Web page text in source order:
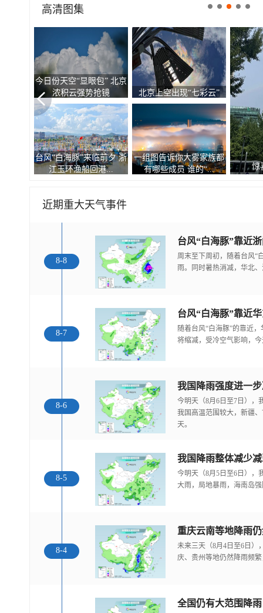
高清图集
今日份天空“显眼包” 北京
浓积云强势抢镜
北京上空出现“七彩云”
台风“白海豚”来临前夕 浙
江玉环渔船回港...
一组图告诉你大雾家族都
有哪些成员 谁的“...
惊
近期重大天气事件
8-8
台风“白海豚”靠近
周末至下周初，随着台风“
雨。同时暑热消减，华北
8-7
随着台风“白海豚”的靠近
将缩减，受冷空气影响，
8-6
今明天（8月6日至7日），
我国高温范围较大，新疆
天。
8-5
我国降雨整体减少
今明天（8月5日至6日），
大雨，局地暴雨，海南岛
8-4
重庆云南等地降雨
未来三天（8月4日至6日）
庆、贵州等地仍然降雨频
全国仍有大范围降